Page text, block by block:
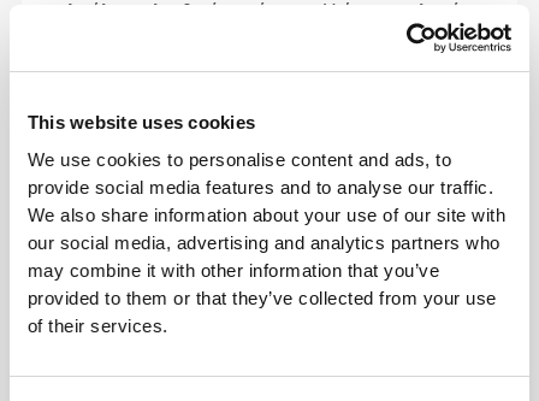
This website uses cookies
We use cookies to personalise content and ads, to
provide social media features and to analyse our traffic.
We also share information about your use of our site with
our social media, advertising and analytics partners who
may combine it with other information that you’ve
provided to them or that they’ve collected from your use
of their services.
Απόλυτη ελευθερία κινήσεων. Η άνετη, χαλαρή
ΠΡΟΤΕΙΝΌΜΕΝΟ ΜΈΓΕΘΟΣ ΜΕ ΒΆΣΗ ΤΙΣ
ΜΈΓΕΘΟΣ
ΠΡΟΤΟΜΉ
(cm)/(in)
ΜΈΣΗ
(cm)/(in)
XS
74 - 82
56 - 64
S